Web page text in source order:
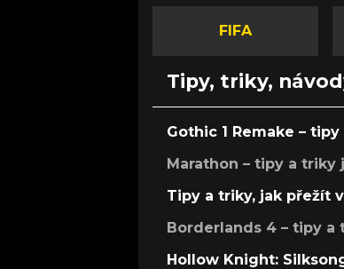
FIFA
Tipy, triky,
Gothic 1 Remake –
Marathon – tipy a triky
Tipy a triky, jak přežít
Borderlands 4 – tipy
Hollow Knight: